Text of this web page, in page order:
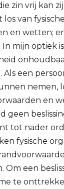
zin vrij kan
los van fysische
en wetten;
mijn optiek
Als een
nemen,
en
geen
tot nader
fysische
Om een
te